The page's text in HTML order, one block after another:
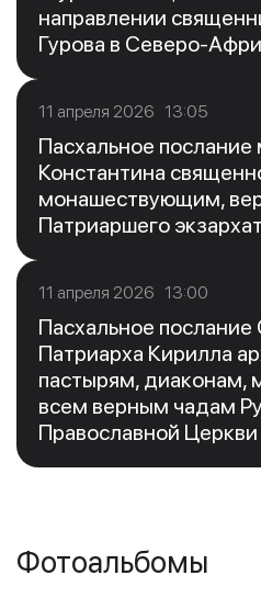
направлении
Гурова в Северо-
11 апреля 2026 13:05
Пасхальное
Константина
монашествующим,
Патриаршего
11 апреля 2026 13:00
Пасхальное
Патриарха Кирилла
пастырям,
всем верным чадам
Православной Церкви
Фотоальбомы